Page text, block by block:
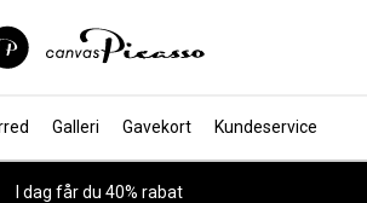
Galleri Gavekort Kundeservice
I dag får du 40% rabat